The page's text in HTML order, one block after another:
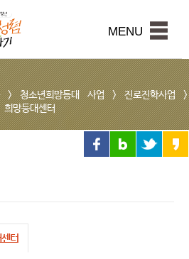
문내용 바로가기
MENU
>청소년희망등대 사업>진로진학사업>
희망등대센터
터